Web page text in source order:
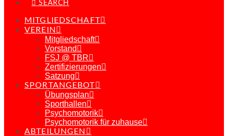
SEARCH
MITGLIEDSCHAFT
VEREIN
Mitgliedschaft
Vorstand
FSJ @ TBR
Zertifizierungen
Satzung
SPORTANGEBOT
Übungsplan
Sporthallen
Psychomotorik
Psychomotorik für zuhause
ABTEILUNGEN